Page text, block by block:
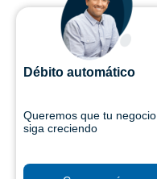
Débito automático
Queremos que tu negocio
siga creciendo